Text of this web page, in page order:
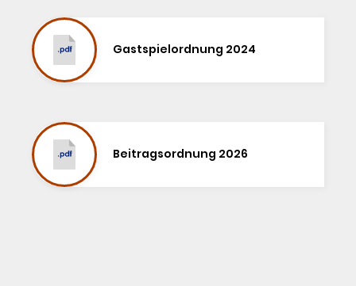
Gastspielordnung 2024
Beitragsordnung 2026